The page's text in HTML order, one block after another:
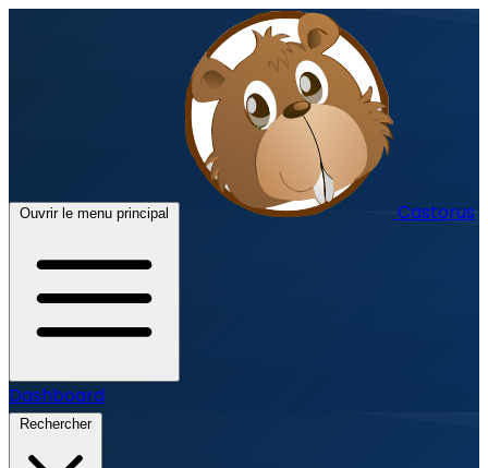
Ouvrir le menu principal Castorus
Dashboard
Rechercher